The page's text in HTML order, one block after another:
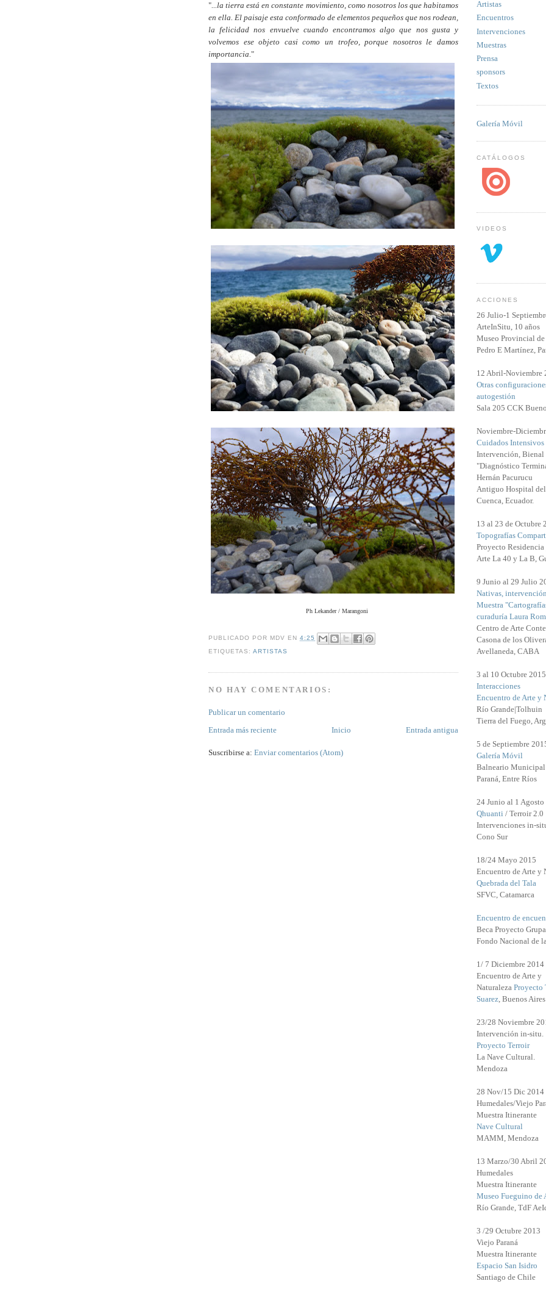
" ...la tierra está en constante movimiento, como nosotros los que habitamos
en ella. El paisaje esta conformado de elementos pequeños que nos rodean,
la felicidad nos envuelve cuando encontramos algo que nos gusta y
volvemos ese objeto casi como un trofeo, porque nosotros le damos
importancia. "
Ph Lekander / Marangoni
PUBLICADO POR MDV EN4:25
ETIQUETAS:ARTISTAS
NO HAY COMENTARIOS:
Publicar un comentario
Entrada más reciente
Entrada antigua
Inicio
Suscribirse a: Enviar comentarios (Atom)
Artistas
Encuentros
Intervenciones
Muestras
Prensa
sponsors
Textos
Galería Móvil
CATÁLOGOS
VIDEOS
ACCIONES
26 Julio-1
ArteInSitu, 10 años
Museo Provincial
Pedro E Martínez,
12 Abril-Noviembre
Otras
autogestión
Sala 205 CCK
Noviembre-
Cuidados Intensivos
Intervención, Bienal
"Diagnóstico
Hernán Pacurucu
Antiguo Hospital
Cuenca, Ecuador.
13 al 23 de Octubre
Topografías
Proyecto
Arte La 40 y La B,
9 Junio al 29 Julio
Nativas, intervención
Muestra
curaduría Laura
Centro de Arte
Casona de los
Avellaneda, CABA
3 al 10 Octubre 2015
Interacciones
Encuentro de Arte y
Río Grande|Tolhuin
Tierra del Fuego, Arg
5 de Septiembre
Galería Móvil
Balneario Municipal
Paraná, Entre Ríos
24 Junio al 1 Agosto
Qhuanti / Terroir 2.0
Intervenciones in-
Cono Sur
18/24 Mayo 2015
Encuentro de Arte y
Quebrada del Tala
SFVC, Catamarca
Encuentro de
Beca Proyecto
Fondo Nacional de
1/ 7 Diciembre 2014
Encuentro de Arte y
Naturaleza Proyecto
Suarez , Buenos Aires
23/28 Noviembre
Intervención in-situ.
Proyecto Terroir
La Nave Cultural.
Mendoza
28 Nov/15 Dic 2014
Humedales/Viejo
Muestra Itinerante
Nave Cultural
MAMM, Mendoza
13 Marzo/30 Abril
Humedales
Muestra Itinerante
Museo Fueguino de
Río Grande, TdF
3 /29 Octubre 2013
Viejo Paraná
Muestra Itinerante
Espacio San Isidro
Santiago de Chile